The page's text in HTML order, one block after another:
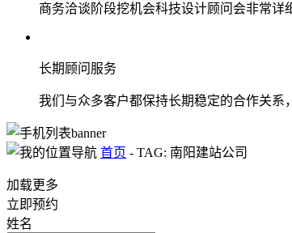
商务洽谈阶段挖机会科技设计顾问会非常
长期顾问服务
我们与众多客户都保持长期稳定的合作关
首页 - TAG: 南阳建站公司
加载更多
立即预约
姓名